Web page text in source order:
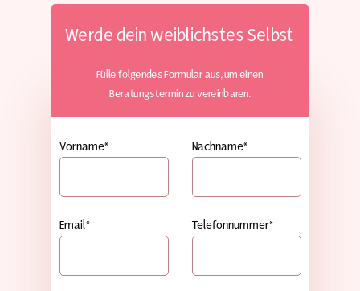
Werde dein weiblichstes Selbst
Fülle folgendes Formular aus, um einen
Beratungstermin zu vereinbaren.
Vorname* Nachname*
Email* Telefonnummer*